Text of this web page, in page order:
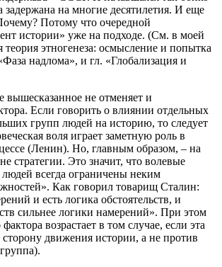
задержана на многие десятилетия. И еще
Потому что очередной
истории» уже на подходе. (См. в моей
теория этногенеза: осмысление и попытка
надлома», и гл. «Глобализация и
вышесказанное не отменяет и
Если говорить о влиянии отдельных
групп людей на историю, то следует
воля играет заметную роль в
(Ленин). Но, главным образом, – на
стратегии. Это значит, что волевые
всегда ограничены неким
Как говорил товарищ Сталин:
и есть логика обстоятельств, и
сильнее логики намерений». При этом
возрастает в том случае, если эта
сторону движения истории, а не против